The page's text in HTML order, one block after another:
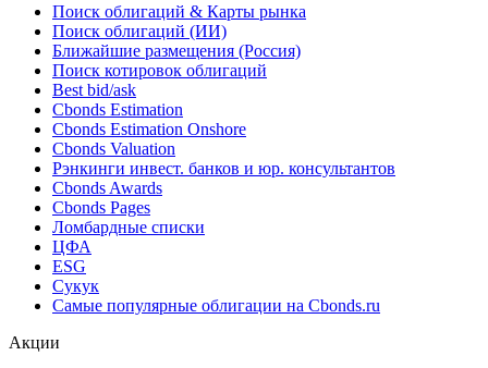
Поиск облигаций & Карты рынка
Поиск облигаций (ИИ)
Ближайшие размещения (Россия)
Поиск котировок облигаций
Best bid/ask
Cbonds Estimation
Cbonds Estimation Onshore
Cbonds Valuation
Рэнкинги инвест. банков и юр. консультантов
Cbonds Awards
Cbonds Pages
Ломбардные списки
ЦФА
ESG
Сукук
Самые популярные облигации на Cbonds.ru
Акции